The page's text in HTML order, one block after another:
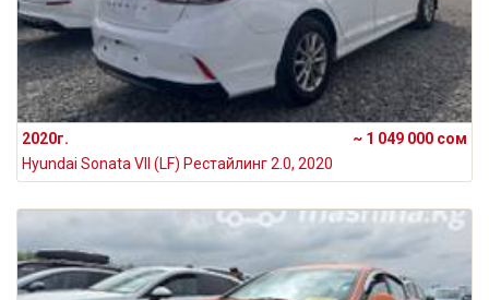
2020г.
~ 1 049 000 сом
Hyundai Sonata VII (LF) Рестайлинг 2.0, 2020